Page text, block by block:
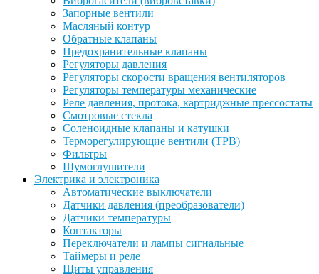
Запорные вентили
Масляный контур
Обратные клапаны
Предохранительные клапаны
Регуляторы давления
Регуляторы скорости вращения вентиляторов
Регуляторы температуры механические
Реле давления, протока, картриджные прессостаты
Смотровые стекла
Соленоидные клапаны и катушки
Терморегулирующие вентили (ТРВ)
Фильтры
Шумоглушители
Электрика и электроника
Автоматические выключатели
Датчики давления (преобразователи)
Датчики температуры
Контакторы
Переключатели и лампы сигнальные
Таймеры и реле
Щиты управления